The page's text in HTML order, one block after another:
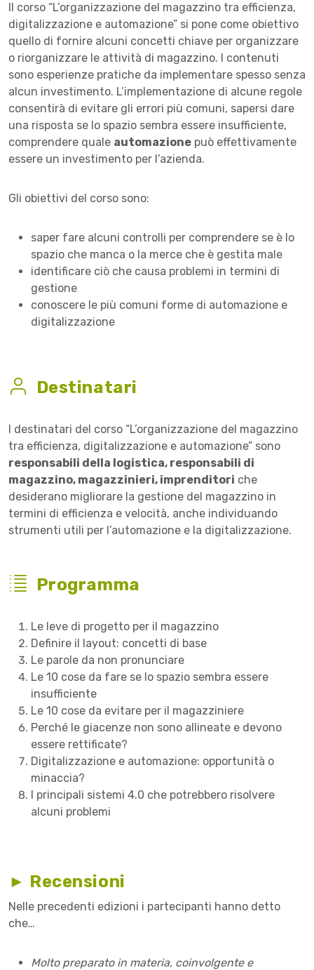
Il corso “L’organizzazione del magazzino tra efficienza,
digitalizzazione e automazione” si pone come obiettivo
quello di fornire alcuni concetti chiave per organizzare
o riorganizzare le attività di magazzino. I contenuti
sono esperienze pratiche da implementare spesso senza
alcun investimento. L’implementazione di alcune regole
consentirà di evitare gli errori più comuni, sapersi dare
una risposta se lo spazio sembra essere insufficiente,
comprendere quale automazione può effettivamente
essere un investimento per l’azienda.
Gli obiettivi del corso sono:
saper fare alcuni controlli per comprendere se è lo
spazio che manca o la merce che è gestita male
identificare ciò che causa problemi in termini di
gestione
conoscere le più comuni forme di automazione e
digitalizzazione
Destinatari
I destinatari del corso “L’organizzazione del magazzino
tra efficienza, digitalizzazione e automazione” sono
responsabili della logistica, responsabili di
magazzino, magazzinieri, imprenditori che
desiderano migliorare la gestione del magazzino in
termini di efficienza e velocità, anche individuando
strumenti utili per l’automazione e la digitalizzazione.
Programma
Le leve di progetto per il magazzino
Definire il layout: concetti di base
Le parole da non pronunciare
Le 10 cose da fare se lo spazio sembra essere
insufficiente
Le 10 cose da evitare per il magazziniere
Perché le giacenze non sono allineate e devono
essere rettificate?
Digitalizzazione e automazione: opportunità o
minaccia?
I principali sistemi 4.0 che potrebbero risolvere
alcuni problemi
► Recensioni
Nelle precedenti edizioni i partecipanti hanno detto
che…
Molto preparato in materia, coinvolgente e